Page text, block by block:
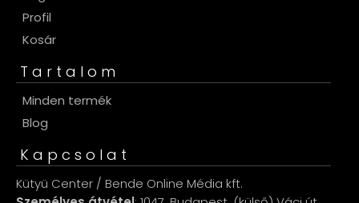
Profil
Kosár
Tartalom
Minden termék
Blog
Kapcsolat
Kütyü Center / Bende Online Média kft.